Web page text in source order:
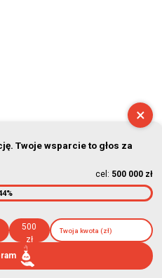
×
Twoje wsparcie to głos za
cel: 500 000 zł
500
zł